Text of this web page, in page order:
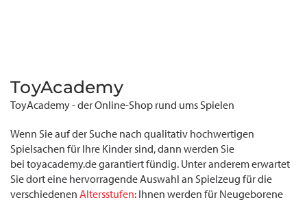
ToyAcademy
ToyAcademy - der Online-Shop rund ums Spielen
Wenn Sie auf der Suche nach qualitativ hochwertigen
Spielsachen für Ihre Kinder sind, dann werden Sie
bei toyacademy.de garantiert fündig. Unter anderem erwartet
Sie dort eine hervorragende Auswahl an Spielzeug für die
verschiedenen Altersstufen: Ihnen werden für Neugeborene